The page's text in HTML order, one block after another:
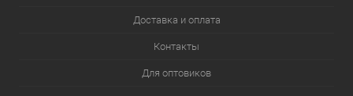
Доставка и оплата
Контакты
Для оптовиков